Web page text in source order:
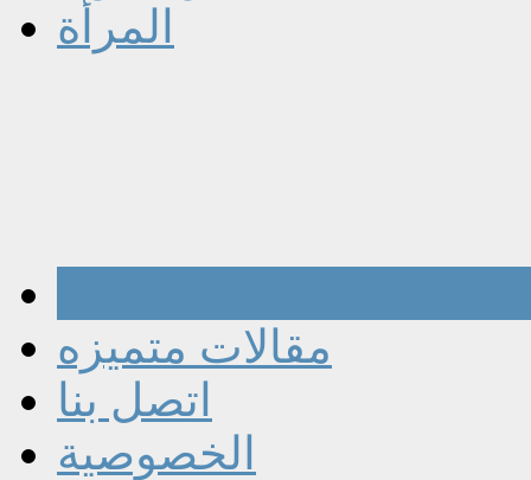
المرأة
مقالات متميزه
اتصل بنا
الخصوصية